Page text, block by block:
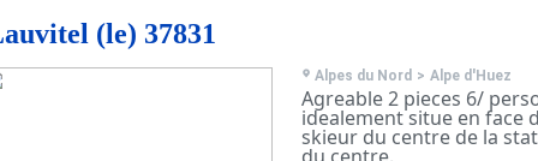
REMISE SUR FORFAITS DE
reservant au plus tard 10
date d arrivee)
(le) 37831
Alpes du Nord > Alpe d'Huez
Agreable 2 pieces 6/
idealement situe en face
skieur du centre de la